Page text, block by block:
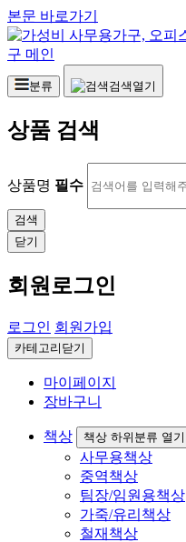
본문 바로가기
분류 검색열기
상품 검색
상품명 필수
닫기
회원로그인
로그인 회원가입
카테고리닫기
마이페이지
장바구니
책상 책상 하위분류 열기
사무용책상
중역책상
팀장/임원용책상
가죽/유리책상
철재책상